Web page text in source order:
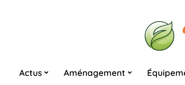
Actus Aménagement